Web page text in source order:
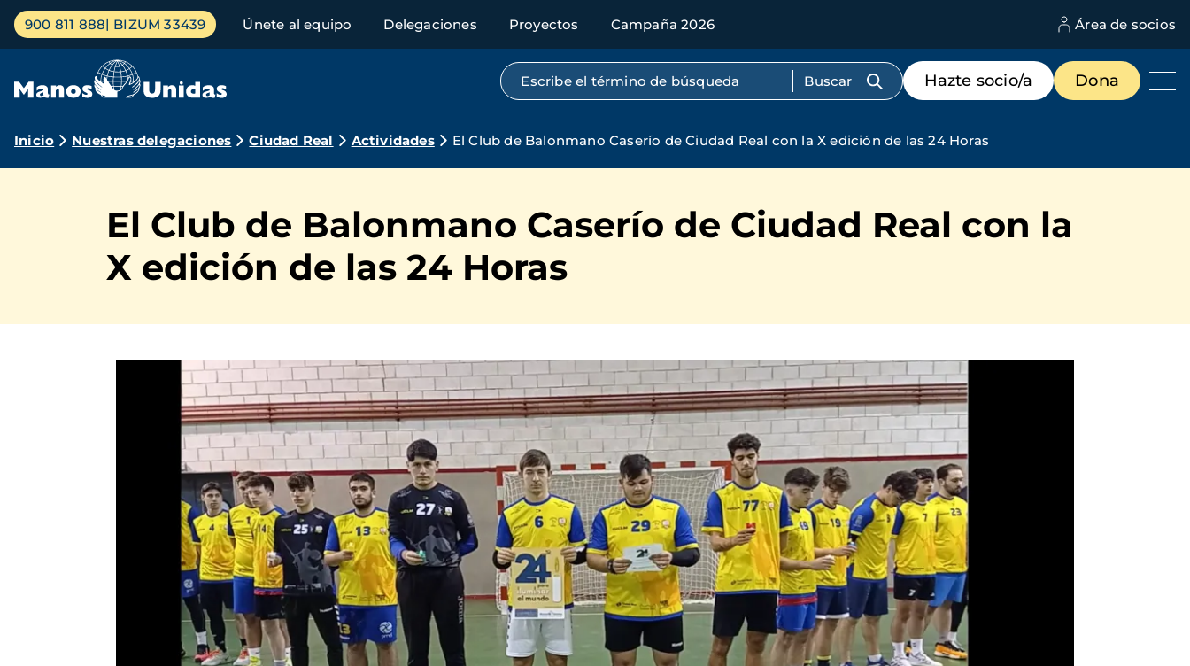
Pasar
contenido
Menú
principal
900 811 888 BIZUM 33439 Únete al equipo Delegaciones Proyectos Campaña 2026 Área de socios
Búsqueda por texto completo
Menú
de
destacados
Hazte socio/a Dona
Ruta
navegación
Inicio Nuestras delegaciones Ciudad Real Actividades El Club de Balonmano Caserío de Ciudad Real con la X edición de las 24 Horas
El Club de Balonmano Caserío de Ciudad Real con la
X edición de las 24 Horas